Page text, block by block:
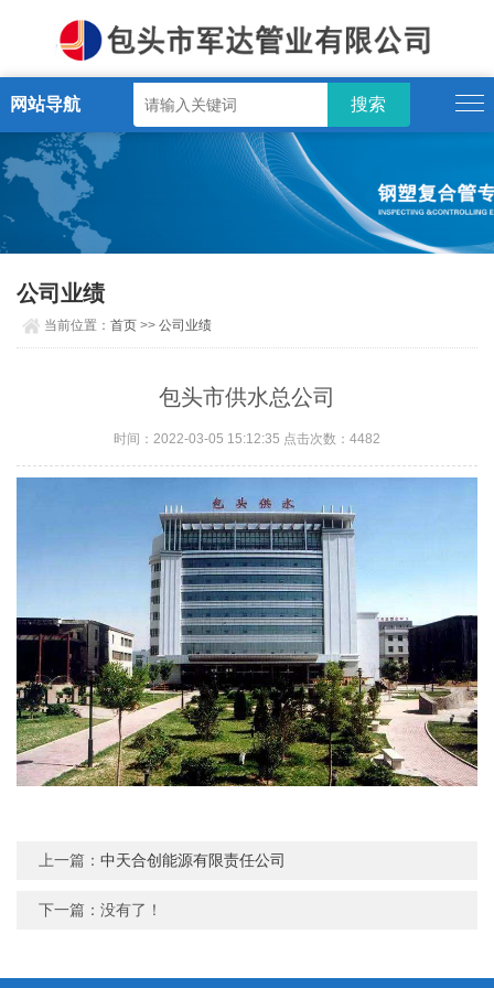
网站导航
公司业绩
当前位置：首页 >>公司业绩
包头市供水总公司
时间：2022-03-05 15:12:35 点击次数：4482
上一篇：中天合创能源有限责任公司
下一篇：没有了！